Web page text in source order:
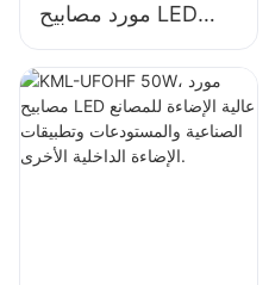
مورد مصابيح LED
عالية الإضاءة للمصانع
الصناعية والمستودعات
وتطبيقات الإضاءة
الداخلية الأخرى.